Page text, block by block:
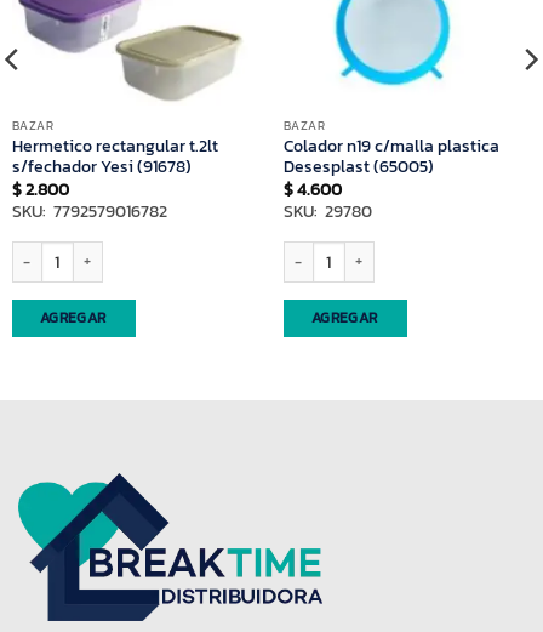
BAZAR
Hermetico rectangular t.2lt
s/fechador Yesi (91678)
$2.800
SKU: 7792579016782
Hermetico rectangular t.2lt s/fechador Yesi (91678) cantidad
AGREGAR
BAZAR
Colador n19 c/malla plastica
Desesplast (65005)
$4.600
SKU: 29780
Colador n19 c/malla plastica
AGREGAR